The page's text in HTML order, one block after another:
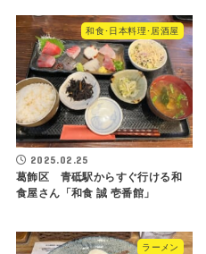
和食･日本料理･居酒屋
2025.02.25
葛飾区 青砥駅からすぐ行ける和
食屋さん「和食 誠 壱番館」
ラーメン